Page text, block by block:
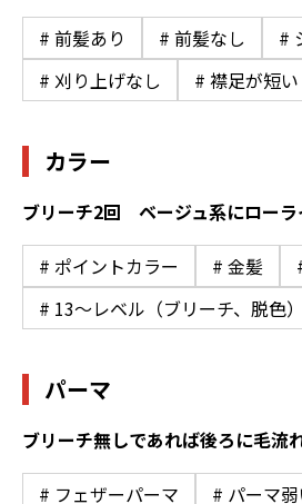
# 前髪あり # 前髪なし
#
# 刈り上げなし
# 襟足が短い
カラー
ブリーチ2回 ベージュ系にローラ
# ポイントカラー # 金髪
# 13〜レベル（ブリーチ、脱色）
パーマ
ブリーチ無しであれば後ろに毛流
# フェザーパーマ
# パーマ